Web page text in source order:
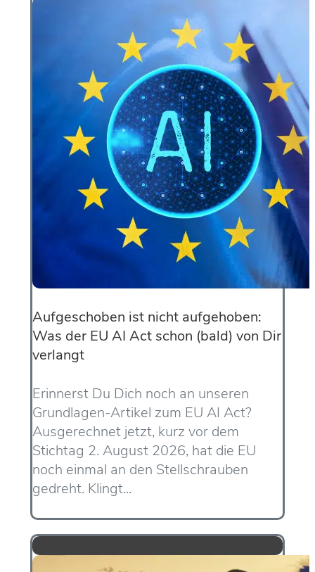
Aufgeschoben ist nicht aufgehoben:
Was der EU AI Act schon (bald) von Dir
verlangt
Erinnerst Du Dich noch an unseren
Grundlagen-Artikel zum EU AI Act?
Ausgerechnet jetzt, kurz vor dem
Stichtag 2. August 2026, hat die EU
noch einmal an den Stellschrauben
gedreht. Klingt...